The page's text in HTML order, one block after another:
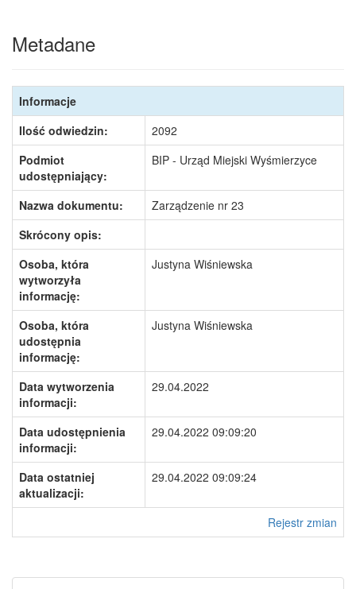
Metadane
Informacje
Ilość odwiedzin:
2092
Podmiot
udostępniający:
BIP - Urząd Miejski Wyśmierzyce
Nazwa dokumentu:
Zarządzenie nr 23
Skrócony opis:
Osoba, która
wytworzyła
informację:
Justyna Wiśniewska
Osoba, która
udostępnia
informację:
Justyna Wiśniewska
Data wytworzenia
informacji:
29.04.2022
Data udostępnienia
informacji:
29.04.2022 09:09:20
Data ostatniej
aktualizacji:
29.04.2022 09:09:24
Rejestr zmian